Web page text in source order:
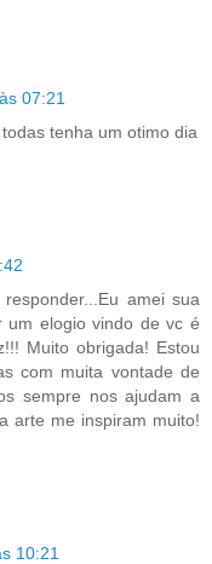
07:21
tenha um otimo dia
amei sua
um elogio vindo de vc é
Muito obrigada! Estou
com muita vontade de
sempre nos ajudam a
arte me inspiram muito!
10:21